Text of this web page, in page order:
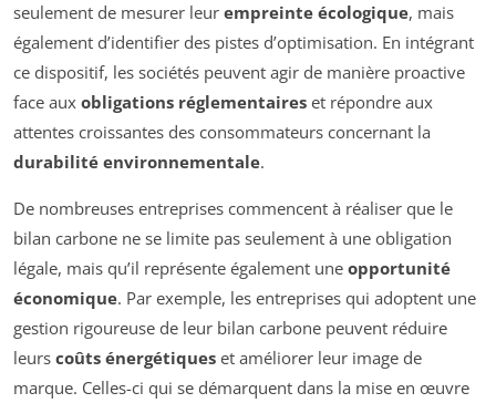
seulement de mesurer leur empreinte écologique, mais
également d’identifier des pistes d’optimisation. En intégrant
ce dispositif, les sociétés peuvent agir de manière proactive
face aux obligations réglementaires et répondre aux
attentes croissantes des consommateurs concernant la
durabilité environnementale.
De nombreuses entreprises commencent à réaliser que le
bilan carbone ne se limite pas seulement à une obligation
légale, mais qu’il représente également une opportunité
économique. Par exemple, les entreprises qui adoptent une
gestion rigoureuse de leur bilan carbone peuvent réduire
leurs coûts énergétiques et améliorer leur image de
marque. Celles-ci qui se démarquent dans la mise en œuvre